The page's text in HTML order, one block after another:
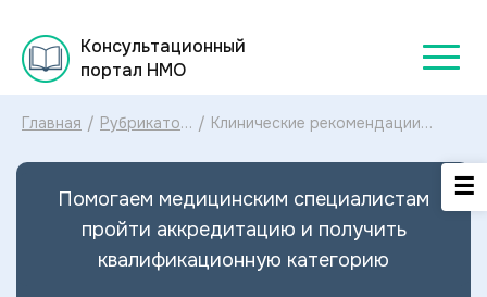
Консультационный
портал НМО
Главная / Рубрикатор
рекомендаций
/ Клинические рекомендации
МКБ-10: диагностика и лечение
2020
Помогаем медицинским специалистам
пройти аккредитацию и получить
квалификационную категорию